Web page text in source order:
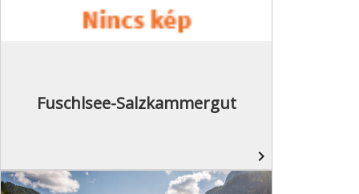
Fuschlsee-Salzkammergut
navigate_next